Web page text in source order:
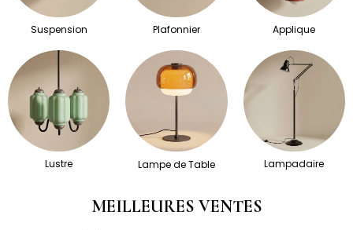
Suspension Plafonnier Applique
Lustre Lampe de Table Lampadaire
MEILLEURES VENTES